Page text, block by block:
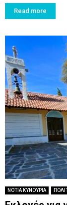
Read more
ΝΟΤΙΑ ΚΥΝΟΥΡΙΑ